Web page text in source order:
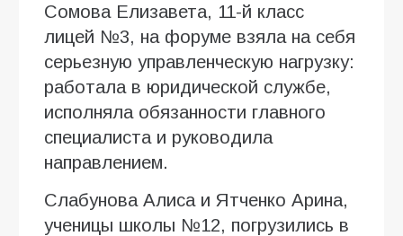
Сомова Елизавета, 11-й класс
лицей №3, на форуме взяла на себя
серьезную управленческую нагрузку:
работала в юридической службе,
исполняла обязанности главного
специалиста и руководила
направлением.
Слабунова Алиса и Ятченко Арина,
ученицы школы №12, погрузились в